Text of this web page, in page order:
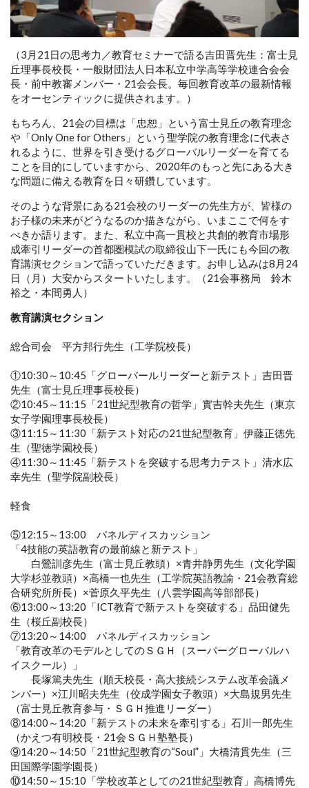
（3月21日の思考力／教育セミナーで語る吉田晋先生：富士見
丘理事長校長・一般財団法人日本私立中学高等学校連合会会
長・前中教審メンバー・21会会長。毎回教育改革の最新情報
をオーセンティックに提供されます。）
もちろん、21会の目標は「忠恕」という富士見丘の教育理念
や「Only One for Others」という聖学院の教育理念に代表さ
れるように、世界を引き受けるグローバルリーダーを育てる
ことを目的にしていますから、2020年のもっと先にある大き
な問題に備える教育を日々研鑽しています。
そのような背景にある21会校のリーダーの先生方が、皆様の
お子様の未来がどうなるのか描きながら、いまここで何をす
べきか語ります。また、私立中高一貫校と共創的教育市場形
成牽引リーダーの首都圏模試の取締役山下一氏にも今回の教
育講演セクションで語っていただきます。お申し込みは8月24
日（月）大安からスタートいたします。（21会事務局 鈴木
裕之・本間勇人）
教育講演セクション
総合司会 平方邦行先生（工学院校長）
①10:30～10:45「グローバールリーダーと新テスト」吉田晋
先生（富士見丘理事長校長）
②10:45～11:15「21世紀型教育の哲学」實吉幹夫先生（東京
女子学園理事長校長）
③11:15～11:30「新テスト対応の21世紀型教育」伊藤正徳先
生（聖徳学園校長）
④11:30～11:45「新テストを突破する思考力テスト」清水広
幸先生（聖学院副校長）
軽食
⑤12:15～13:00 パネルディスカッション
「4技能の英語教育の最前線と新テスト」
白鶯訓彦先生（富士見丘教頭）×青井静男先生（文化学園
大学杉並教頭）×高橋一也先生（工学院英語教諭・21会教育総
合研究所所長）×菅原久平先生（八雲学園高等部部長）
⑥13:00～13:20「ICT教育で新テストを突破する」品田健先
生（桜丘副校長）
⑦13:20～14:00 パネルディスカッション
「教育改革のモデルとしてのＳＧＨ（スーパーグローバルハ
イスクール）」
長塚篤夫先生（順天校長・高大接続システム改革会議メ
ンバー）×江川昭夫先生（佼成学園女子教頭）×大島規男先生
（富士見丘教育参与・ＳＧＨ推進リーダー）
⑧14:00～14:20「新テストの未来を牽引する」石川一郎先生
（かえつ有明校長・21会ＳＧＨ塾塾長）
⑨14:20～14:50「21世紀型教育の“Soul”」大橋清貫先生（三
田国際学園学園長）
⑩14:50～15:10「学校改革としての21世紀型教育」高橋博先